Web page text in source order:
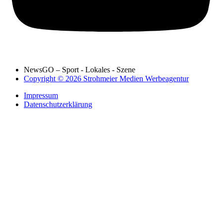
NewsGO – Sport - Lokales - Szene
Copyright © 2026 Strohmeier Medien Werbeagentur
Impressum
Datenschutzerklärung